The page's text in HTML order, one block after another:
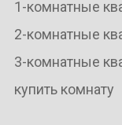
1-комнатные
2-комнатные
3-комнатные
купить комнату